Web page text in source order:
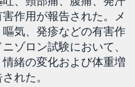
作用が報告された。メ
気、発疹などの有害作
ゾロン試験において、
緒の変化および体重増
れた。